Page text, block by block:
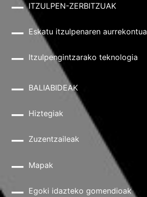
ITZULPEN-ZERBITZUAK
Eskatu itzulpenaren aurrekontua
Itzulpengintzarako teknologia
BALIABIDEAK
Hiztegiak
Zuzentzaileak
Mapak
Egoki idazteko gomendioak